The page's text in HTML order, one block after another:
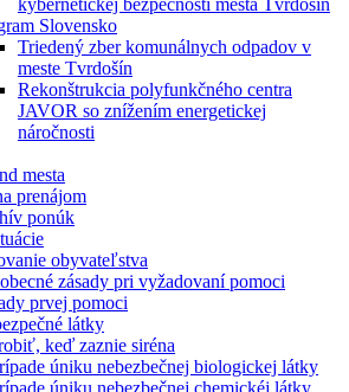
kybernetickej bezpečnosti mesta Tvrdošín
Slovensko
Triedený zber komunálnych odpadov v
meste Tvrdošín
Rekonštrukcia polyfunkčného centra
JAVOR so znížením energetickej
náročnosti
mesta
prenájom
ponúk
obyvateľstva
zásady pri vyžadovaní pomoci
prvej pomoci
látky
keď zaznie siréna
úniku nebezbečnej biologickej látky
úniku nebezbečnej chemickéj látky